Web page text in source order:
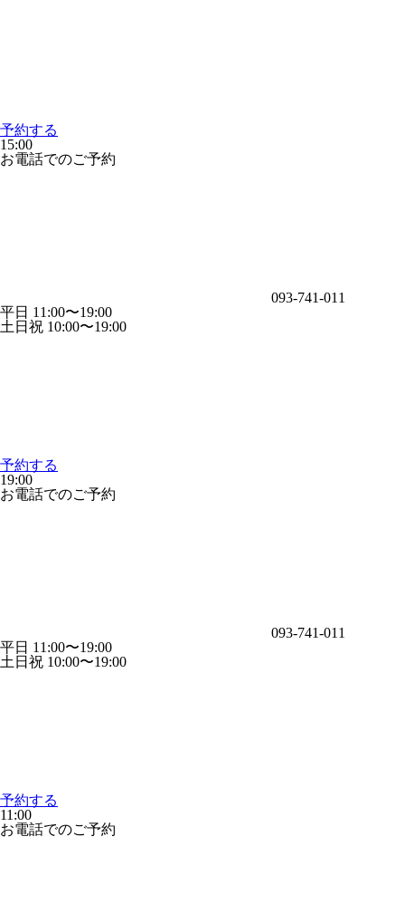
予約する
15:00
お電話でのご予約
093-741-011
平日 11:00〜19:00
土日祝 10:00〜19:00
予約する
19:00
お電話でのご予約
093-741-011
平日 11:00〜19:00
土日祝 10:00〜19:00
予約する
11:00
お電話でのご予約